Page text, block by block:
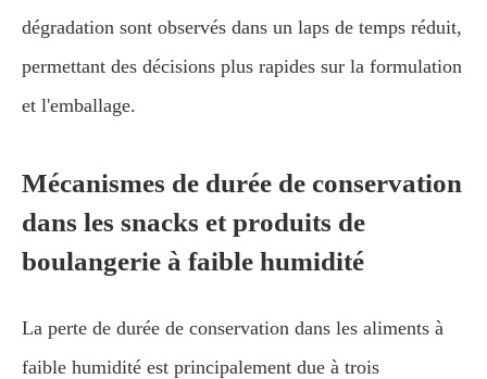
dégradation sont observés dans un laps de temps réduit,
permettant des décisions plus rapides sur la formulation
et l'emballage.
Mécanismes de durée de conservation
dans les snacks et produits de
boulangerie à faible humidité
La perte de durée de conservation dans les aliments à
faible humidité est principalement due à trois